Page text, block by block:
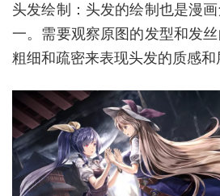
头发绘制：头发的绘制也是漫
一。需要观察原图的发型和发
粗细和疏密来表现头发的质感和